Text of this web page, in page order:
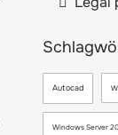
Autocad
Windows Server